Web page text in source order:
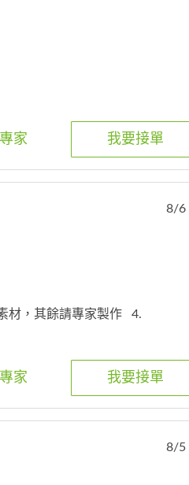
我要接單
家
8/6
材，其餘請專家製作
4.
我要接單
家
8/5